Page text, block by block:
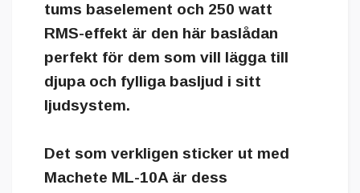
tums baselement och 250 watt
RMS-effekt är den här baslådan
perfekt för dem som vill lägga till
djupa och fylliga basljud i sitt
ljudsystem.
Det som verkligen sticker ut med
Machete ML-10A är dess